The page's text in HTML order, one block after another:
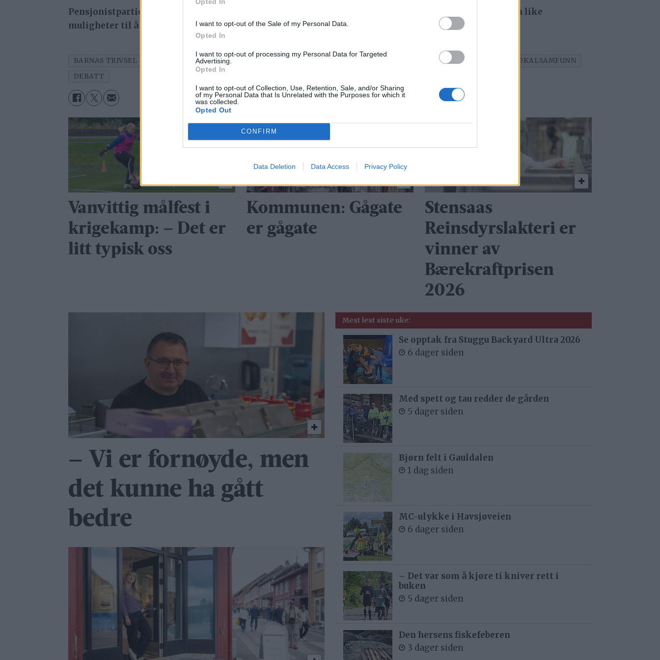
I want to opt-out of the Sale of my Personal Data.
Opted In
I want to opt-out of processing my Personal Data for Targeted
Advertising.
Opted In
I want to opt-out of Collection, Use, Retention, Sale, and/or Sharing
of my Personal Data that Is Unrelated with the Purposes for which it
was collected.
Opted Out
CONFIRM
Data Deletion Data Access Privacy Policy
Pensjonistpartiet er opptatt at det må søkes etter løsninger som sikrer levende bygder og gir alle barn like
muligheter til å lykkes.
BARNAS TRIVSEL SKOLESTRUKTUR SKOLENEDLEGGELSER PENSJONISTPARTIET OLAV HALVOR MEGÅRD
LOKALSAMFUNN
DEBATT
Vanvittig målfest i
krigekamp: – Det er
litt typisk oss
Kommunen: Gågate
er gågate
Stensaas
Reinsdyrslakteri er
vinner av
Bærekraftprisen
2026
– Vi er fornøyde, men
det kunne ha gått
bedre
Mest lest siste uke:
Se opptak fra Stuggu Backyard Ultra 2026
6 dager siden
Med spett og tau redder de gården
5 dager siden
Bjørn felt i Gauldalen
1 dag siden
MC-ulykke i Havsjøveien
6 dager siden
– Det var som å kjøre ti kniver rett i
buken
5 dager siden
Den hersens fiskefeberen
3 dager siden